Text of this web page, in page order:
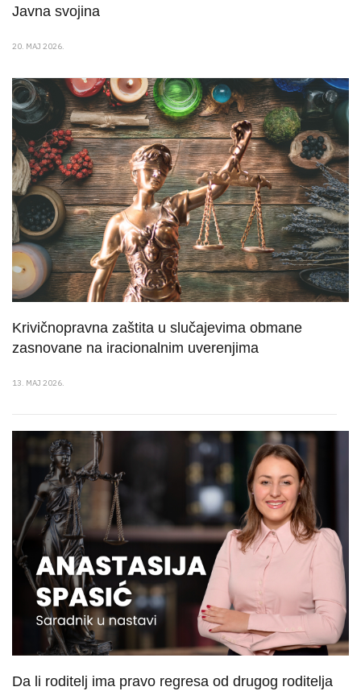
Javna svojina
20. MAJ 2026.
Krivičnopravna zaštita u slučajevima obmane
zasnovane na iracionalnim uverenjima
13. MAJ 2026.
Da li roditelj ima pravo regresa od drugog roditelja